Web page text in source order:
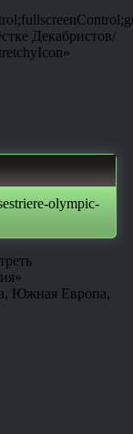
Декабристов/
olympic-
Южная Европа,